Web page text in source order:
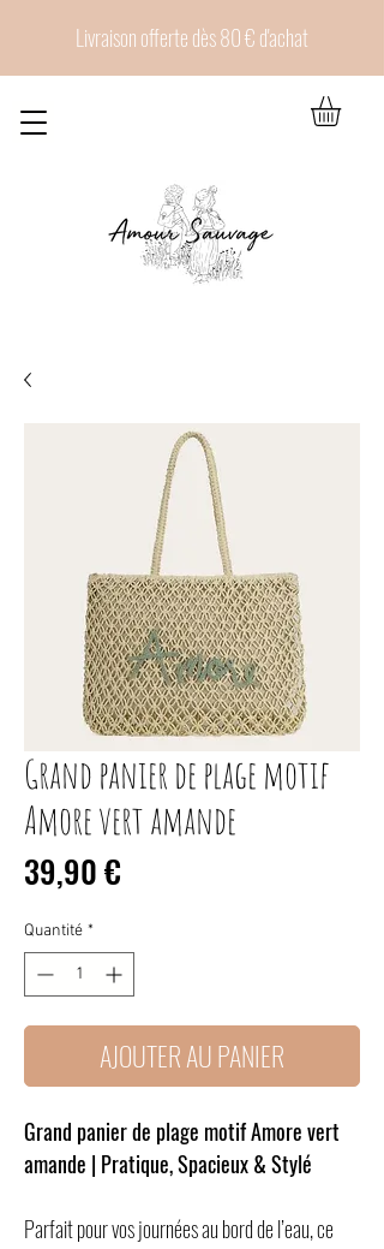
Livraison offerte dès 80 € d'achat
Grand panier de plage motif
Amore vert amande
39,90 €
Quantité *
AJOUTER AU PANIER
Grand panier de plage motif Amore vert
amande | Pratique, Spacieux & Stylé
Parfait pour vos journées au bord de l’eau, ce